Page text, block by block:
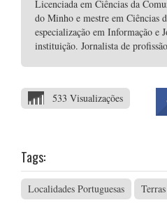
Licenciada em Ciências da
do Minho e mestre em Ciências
especialização em Informação e
instituição. Jornalista de
533 Visualizações
Tags:
Localidades Portuguesas